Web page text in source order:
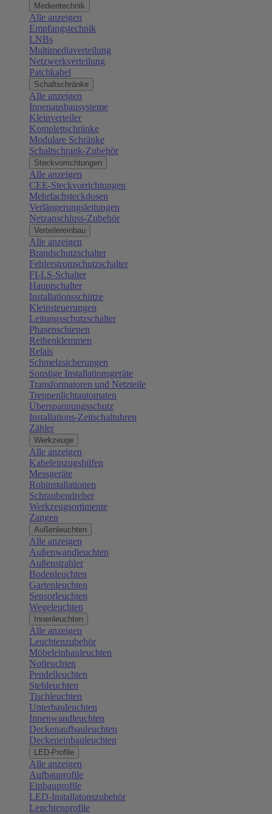
Medientechnik
Alle anzeigen
Empfangstechnik
LNBs
Multimediaverteilung
Netzwerkverteilung
Patchkabel
Schaltschränke
Alle anzeigen
Innenausbausysteme
Kleinverteiler
Komplettschränke
Modulare Schränke
Schaltschrank-Zubehör
Steckvorrichtungen
Alle anzeigen
CEE-Steckvorrichtungen
Mehrfachsteckdosen
Verlängerungsleitungen
Netzanschluss-Zubehör
Verteilereinbau
Alle anzeigen
Brandschutzschalter
Fehlerstromschutzschalter
FI-LS-Schalter
Hauptschalter
Installationsschütze
Kleinsteuerungen
Leitungsschutzschalter
Phasenschienen
Reihenklemmen
Relais
Schmelzsicherungen
Sonstige Installationsgeräte
Transformatoren und Netzteile
Treppenlichtautomaten
Überspannungsschutz
Installations-Zeitschaltuhren
Zähler
Werkzeuge
Alle anzeigen
Kabeleinzugshilfen
Messgeräte
Rohinstallationen
Schraubendreher
Werkzeugsortimente
Zangen
Außenleuchten
Alle anzeigen
Außenwandleuchten
Außenstrahler
Bodenleuchten
Gartenleuchten
Sensorleuchten
Wegeleuchten
Innenleuchten
Alle anzeigen
Leuchtenzubehör
Möbeleinbauleuchten
Notleuchten
Pendelleuchten
Stehleuchten
Tischleuchten
Unterbauleuchten
Innenwandleuchten
Deckenaufbauleuchten
Deckeneinbauleuchten
LED-Profile
Alle anzeigen
Aufbauprofile
Einbauprofile
LED-Installatonszubehör
Leuchtenprofile